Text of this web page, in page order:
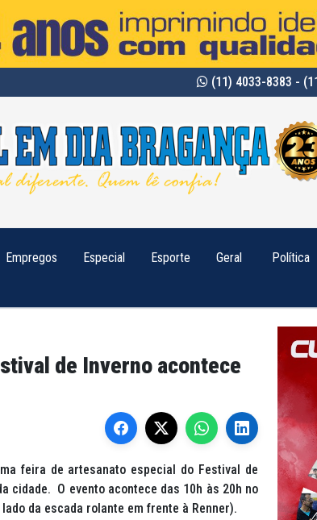
(11) 4033-8383 -
Empregos Especial Esporte Geral Política
de Inverno acontece
feira de artesanato especial do Festival de
cidade. O evento acontece das 10h às 20h no
da escada rolante em frente à Renner).